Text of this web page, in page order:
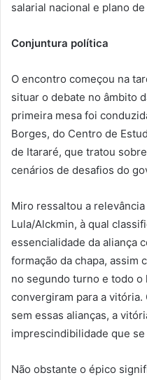
salarial nacional e plano
Conjuntura política
O encontro começou na
situar o debate no âmbito
primeira mesa foi
Borges, do Centro de
de Itararé, que tratou
cenários de desafios do
Miro ressaltou a
Lula/Alckmin, à qual
essencialidade da aliança
formação da chapa, assim
no segundo turno e todo
convergiram para a
sem essas alianças, a
imprescindibilidade que
Não obstante o épico